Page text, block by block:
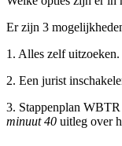
Er zijn 3
1. Alles zelf uitzoeken.
2. Een jurist
3. Stappenplan
minuut 40 uitleg over